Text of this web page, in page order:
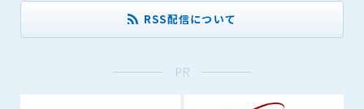
RSS配信について
PR
(4) 法令等により開示を求められた場合
管理者は、会員が登録した内容が以下に該当する、またはその
恐れのあるものは、会員の承諾なく削除できるものとします。